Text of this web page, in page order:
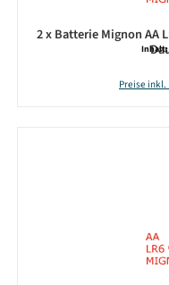
2 x Batterie Mignon AA
Inhalt:
Preise inkl.